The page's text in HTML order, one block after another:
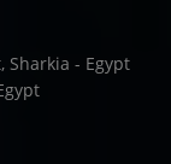
Sharkia - Egypt